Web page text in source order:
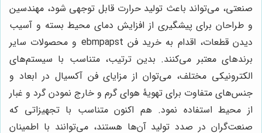
صنعتی، می‌تواند باعث تولید حرارت قابل توجهی شود، مهندسین
و طراحان برای پیشگیری از افزایش دمای محیط بسته و آسیب
دیدن قطعات، اقدام به خرید فن ebmpapst و محصولات سایر
برندهای معتبر می‌کنند. بدین ترتیب، متناسب با سیستم‌های
الکترونیکی مختلف، می‌توان از مزایای فن آکسیال در ابعاد و
جنس‌های متفاوت برای تهویۀ هوای گرم و خارج نمودن گرد و غبار
از محیط استفاده نمود. هم اکنون متناسب با تجهیزاتی که
صنعت‌گران در صدد تولید آن‌ها هستند، می‌توانند با اطمینان